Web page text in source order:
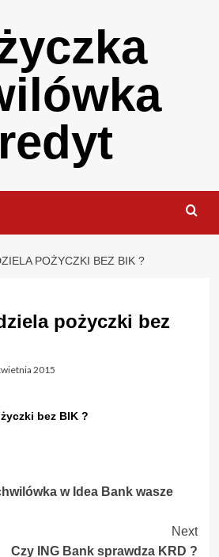
POŻYCZKI BEZ BIK ?
pożyczki bez
2015
bez BIK ?
w Idea Bank wasze
Next
Czy ING Bank sprawdza KRD ?